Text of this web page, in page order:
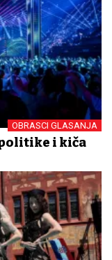
OBRASCI GLASANJA
i kiča